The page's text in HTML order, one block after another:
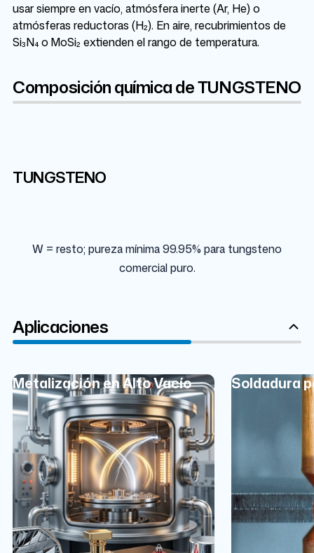
usar siempre en vacío, atmósfera inerte (Ar, He) o
atmósferas reductoras (H₂). En aire, recubrimientos de
Si₃N₄ o MoSi₂ extienden el rango de temperatura.
Composición química de TUNGSTENO
TUNGSTENO
W = resto; pureza mínima 99.95% para tungsteno
comercial puro.
Aplicaciones
Metalización en Alto Vacío Soldadura